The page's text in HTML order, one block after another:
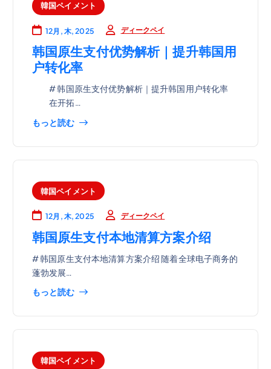
韓国ペイメント
12月, 木, 2025 ディークペイ
韩国原生支付优势解析｜提升韩国用
户转化率
# 韩国原生支付优势解析｜提升韩国用户转化率
在开拓…
もっと読む
韓国ペイメント
12月, 木, 2025 ディークペイ
韩国原生支付本地清算方案介绍
# 韩国原生支付本地清算方案介绍 随着全球电子商务的
蓬勃发展…
もっと読む
韓国ペイメント